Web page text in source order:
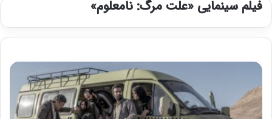
فیلم سینمایی «علت مرگ: نامعلوم»